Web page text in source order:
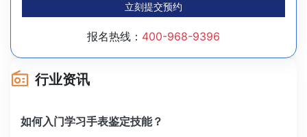
立刻提交预约
报名热线： 400-968-9396
行业资讯
如何入门学习手表鉴定技能？